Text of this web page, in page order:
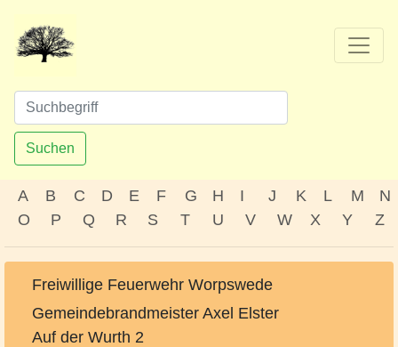
Suchen
A B C D E F G H I J K L M
N
O
P Q R S T U V W X Y Z
Freiwillige Feuerwehr Worpswede
Gemeindebrandmeister Axel Elster
Auf der Wurth 2